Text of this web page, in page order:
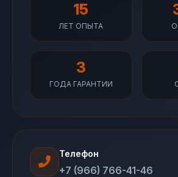
15
ЛЕТ ОПЫТА
3
ГОДА ГАРАНТИИ
Телефон
+7 (966) 766-41-46